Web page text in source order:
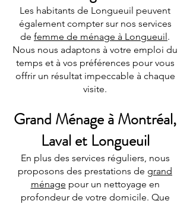
Les habitants de Longueuil peuvent
également compter sur nos services
de femme de ménage à Longueuil.
Nous nous adaptons à votre emploi du
temps et à vos préférences pour vous
offrir un résultat impeccable à chaque
visite.
Grand Ménage à Montréal,
Laval et Longueuil
En plus des services réguliers, nous
proposons des prestations de grand
ménage pour un nettoyage en
profondeur de votre domicile. Que